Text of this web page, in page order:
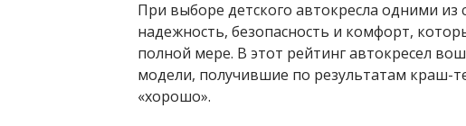
При выборе детского автокресла одними
надежность, безопасность и комфорт,
полной мере. В этот рейтинг автокресел
модели, получившие по результатам краш-
«хорошо».